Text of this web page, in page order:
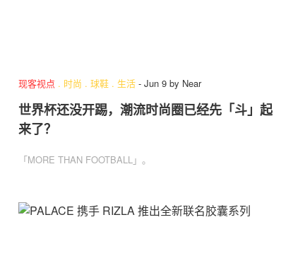
现客视点 . 时尚 . 球鞋 . 生活 - Jun 9 by Near
世界杯还没开踢，潮流时尚圈已经先「斗」起
来了？
「MORE THAN FOOTBALL」。